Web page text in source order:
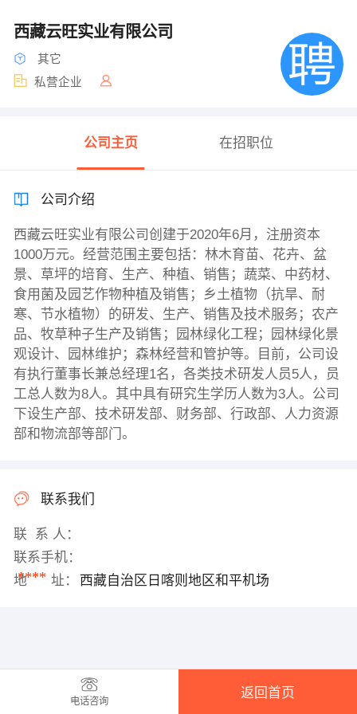
西藏云旺实业有限公司
其它
私营企业
公司主页 在招职位
公司介绍
西藏云旺实业有限公司创建于2020年6月，注册资本
1000万元。经营范围主要包括：林木育苗、花卉、盆
景、草坪的培育、生产、种植、销售；蔬菜、中药材、
食用菌及园艺作物种植及销售；乡土植物（抗旱、耐
寒、节水植物）的研发、生产、销售及技术服务；农产
品、牧草种子生产及销售；园林绿化工程；园林绿化景
观设计、园林维护；森林经营和管护等。目前，公司设
有执行董事长兼总经理1名，各类技术研发人员5人，员
工总人数为8人。其中具有研究生学历人数为3人。公司
下设生产部、技术研发部、财务部、行政部、人力资源
部和物流部等部门。
联系我们
联 系 人：
联系手机：
****
地 址： 西藏自治区日喀则地区和平机场
电话咨询
返回首页